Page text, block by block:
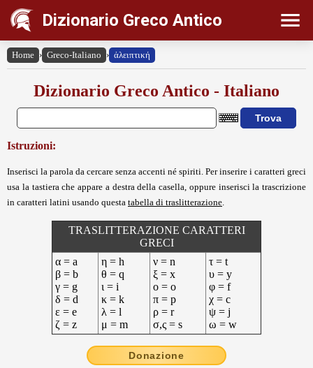
Dizionario Greco Antico
Home › Greco-Italiano › ἀλειπτική
Dizionario Greco Antico - Italiano
Istruzioni:
Inserisci la parola da cercare senza accenti né spiriti. Per inserire i caratteri greci
usa la tastiera che appare a destra della casella, oppure inserisci la trascrizione
in caratteri latini usando questa tabella di traslitterazione
TRASLITTERAZIONE CARATTERI
GRECI
α = a
β = b
γ = g
δ = d
ε = e
ζ = z
η = h
θ = q
ι = i
κ = k
λ = l
μ = m
ν = n
ξ = x
ο = o
π = p
ρ = r
σ,ς = s
τ = t
υ = y
φ = f
χ = c
ψ = j
ω = w
Donazione